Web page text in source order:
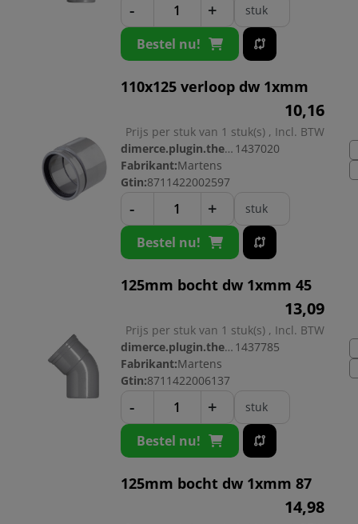
- + stuk
Bestel nu!
110x125 verloop dw 1xmm
10,16
Prijs per stuk van 1 stuk(s) , Incl. BTW
dimerce.plugin.theme.productnr: 1437020
Fabrikant:Martens
Gtin:8711422002597
- + stuk
Bestel nu!
125mm bocht dw 1xmm 45
13,09
Prijs per stuk van 1 stuk(s) , Incl. BTW
dimerce.plugin.theme.productnr: 1437785
Fabrikant:Martens
Gtin:8711422006137
- + stuk
Bestel nu!
125mm bocht dw 1xmm 87
14,98